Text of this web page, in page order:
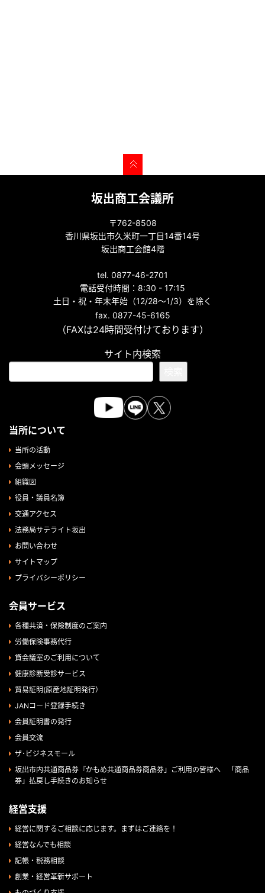
坂出商工会議所
〒762-8508
香川県坂出市久米町一丁目14番14号
坂出商工会館4階
tel. 0877-46-2701
電話受付時間：8:30 - 17:15
土日・祝・年末年始（12/28～1/3）を除く
fax. 0877-45-6165
（FAXは24時間受付けております）
サイト内検索
当所について
当所の活動
会頭メッセージ
組織図
役員・議員名簿
交通アクセス
法務局サテライト坂出
お問い合わせ
サイトマップ
プライバシーポリシー
会員サービス
各種共済・保険制度のご案内
労働保険事務代行
貸会議室のご利用について
健康診断受診サービス
貿易証明(原産地証明発行）
JANコード登録手続き
会員証明書の発行
会員交流
ザ･ビジネスモール
坂出市内共通商品券『かもめ共通商品券商品券」ご利用の皆様へ 「商品
券」払戻し手続きのお知らせ
経営支援
経営に関するご相談に応じます。まずはご連絡を！
経営なんでも相談
記帳・税務相談
創業・経営革新サポート